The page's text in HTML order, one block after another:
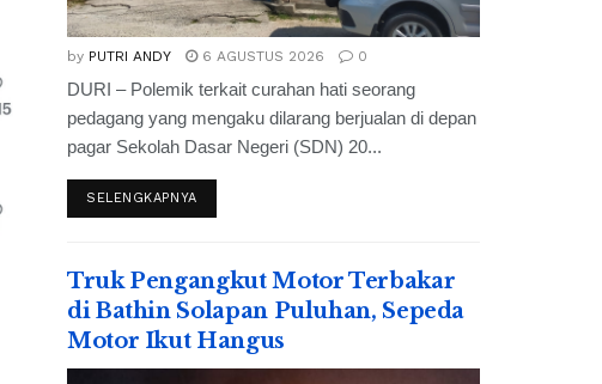
by PUTRI ANDY 6 AGUSTUS 2026 0
DURI – Polemik terkait curahan hati seorang
pedagang yang mengaku dilarang berjualan di depan
pagar Sekolah Dasar Negeri (SDN) 20...
SELENGKAPNYA
Truk Pengangkut Motor Terbakar
di Bathin Solapan Puluhan, Sepeda
Motor Ikut Hangus